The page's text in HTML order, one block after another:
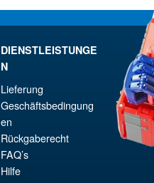
DIENSTLEISTUNGE
N
Lieferung
Geschäftsbedingung
en
Rückgaberecht
FAQ’s
Hilfe